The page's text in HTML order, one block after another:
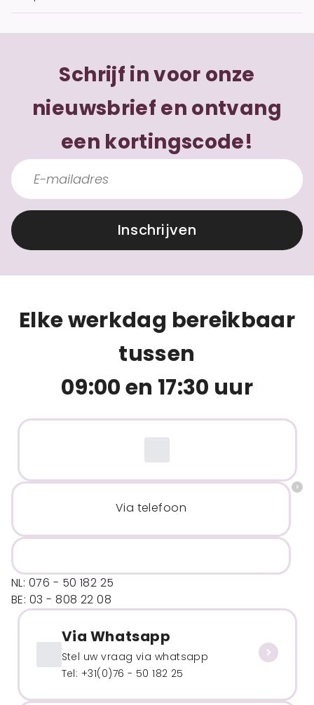
Schrijf in voor onze
nieuwsbrief en ontvang
een kortingscode!
Inschrijven
Elke werkdag bereikbaar
tussen
09:00 en 17:30 uur
Via telefoon
NL: 076 - 50 182 25
BE: 03 - 808 22 08
Via Whatsapp
Stel uw vraag via whatsapp
Tel: +31(0)76 - 50 182 25